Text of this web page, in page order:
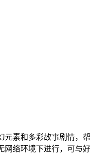
素和多彩故事剧情，
络环境下进行，可与好